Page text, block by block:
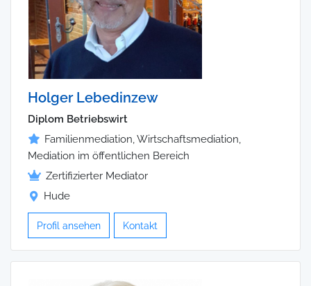
Holger Lebedinzew
Diplom Betriebswirt
Familienmediation, Wirtschaftsmediation,
Mediation im öffentlichen Bereich
Zertifizierter Mediator
Hude
Profil ansehen Kontakt